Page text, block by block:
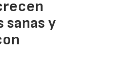
sanas y